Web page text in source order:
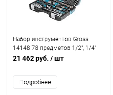
Набор инструментов Gross
14148 78 предметов 1/2", 1/4"
21 462 руб. / шт
Подробнее